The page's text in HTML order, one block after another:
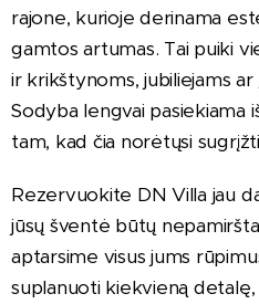
rajone, kurioje derinama
gamtos artumas. Tai puiki
ir krikštynoms, jubiliejams
Sodyba lengvai pasiekiama
tam, kad čia norėtųsi
Rezervuokite DN Villa jau
jūsų šventė būtų
aptarsime visus jums
suplanuoti kiekvieną